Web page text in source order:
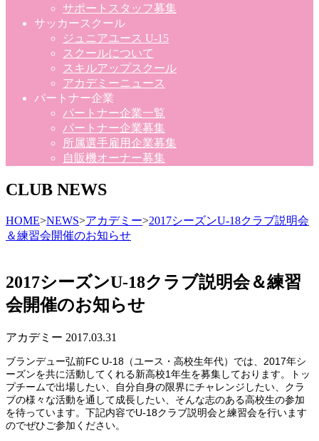
サポートスタッフ募集
サッカースクール
ジュニアユース U-15
スクールについて
スキルアップスクール
アカデミーニュース
パートナー企業
パートナー企業一覧
パートナー企業募集
所属選手雇用企業募集
自販機オーナー募集
CLUB NEWS
HOME>NEWS>アカデミー>2017シーズンU-18クラブ説明会
＆練習会開催のお知らせ
2017シーズンU-18クラブ説明会＆練習
会開催のお知らせ
アカデミー 2017.03.31
ブランデュー弘前FC U-18（ユース・高校生年代）では、2017年シ
ーズンを共に活動してくれる新高校1年生を募集しております。トッ
プチームで出場したい、自分自身の限界にチャレンジしたい、クラ
ブの様々な活動を通して成長したい、そんな志のある高校生の参加
を待っています。下記内容でU-18クラブ説明会と練習会を行います
のでぜひご参加ください。